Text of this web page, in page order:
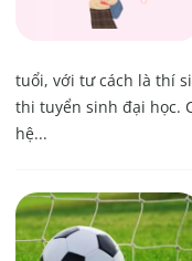
tuổi, với tư cách là thí
thi tuyển sinh đại học.
hệ...